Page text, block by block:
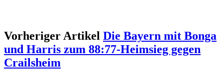
Vorheriger Artikel Die Bayern mit Bonga
und Harris zum 88:77-Heimsieg gegen
Crailsheim